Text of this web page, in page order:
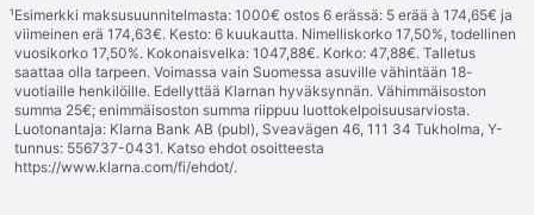
¹Esimerkki maksusuunnitelmasta: 1000€ ostos 6 erässä: 5 erää à 174,65€ ja
viimeinen erä 174,63€. Kesto: 6 kuukautta. Nimelliskorko 17,50%, todellinen
vuosikorko 17,50%. Kokonaisvelka: 1047,88€. Korko: 47,88€. Talletus
saattaa olla tarpeen. Voimassa vain Suomessa asuville vähintään 18-
vuotiaille henkilöille. Edellyttää Klarnan hyväksynnän. Vähimmäisoston
summa 25€; enimmäisoston summa riippuu luottokelpoisuusarviosta.
Luotonantaja: Klarna Bank AB (publ), Sveavägen 46, 111 34 Tukholma, Y-
tunnus: 556737-0431. Katso ehdot osoitteesta
https://www.klarna.com/fi/ehdot/.